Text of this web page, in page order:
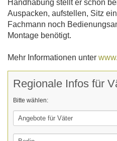
Handhabung stellt er schon
Auspacken, aufstellen, Sitz
Fachmann noch
Montage benötigt.
Mehr Informationen unter
Regionale Infos für
Bitte wählen: